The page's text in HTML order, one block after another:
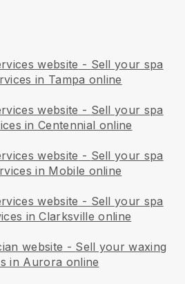
website - Sell your spa
in Tampa online
website - Sell your spa
in Centennial online
website - Sell your spa
in Mobile online
website - Sell your spa
in Clarksville online
website - Sell your waxing
in Aurora online